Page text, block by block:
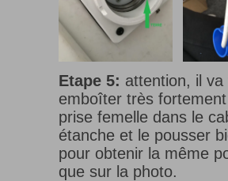
Etape 5: attention, il va
emboîter très
prise femelle dans le
étanche et le pousser
pour obtenir la même
que sur la photo.